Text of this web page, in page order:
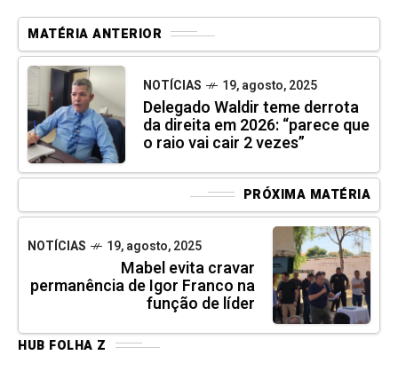
MATÉRIA ANTERIOR
NOTÍCIAS 19, agosto, 2025
Delegado Waldir teme derrota
da direita em 2026: “parece que
o raio vai cair 2 vezes”
PRÓXIMA MATÉRIA
NOTÍCIAS 19, agosto, 2025
Mabel evita cravar
permanência de Igor Franco na
função de líder
HUB FOLHA Z